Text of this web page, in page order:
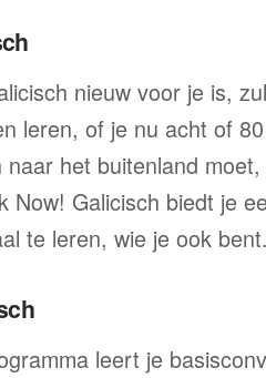
nieuw voor je is,
leren, of je nu acht of
naar het buitenland
Now! Galicisch biedt je
te leren, wie je ook
leert je